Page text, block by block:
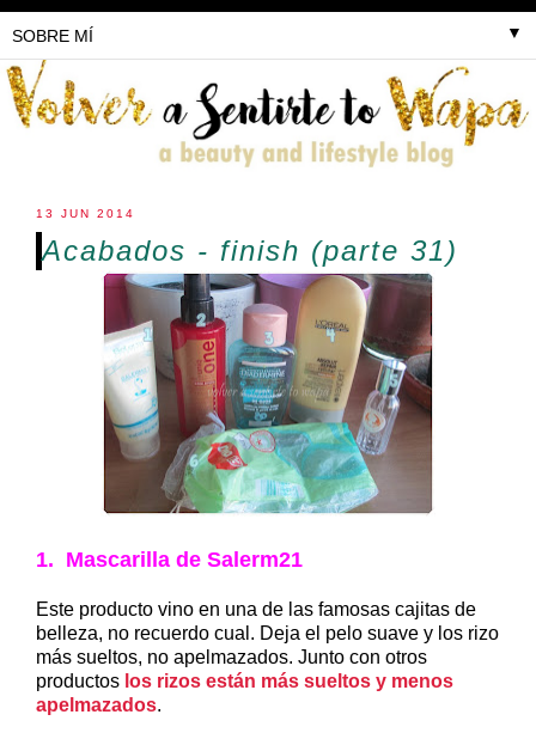
▼
13 JUN 2014
Acabados - finish (parte 31)
1. Mascarilla de Salerm21
Este producto vino en una de las famosas cajitas de
belleza, no recuerdo cual. Deja el pelo suave y los rizo
más sueltos, no apelmazados. Junto con otros
productos los rizos están más sueltos y menos
apelmazados.